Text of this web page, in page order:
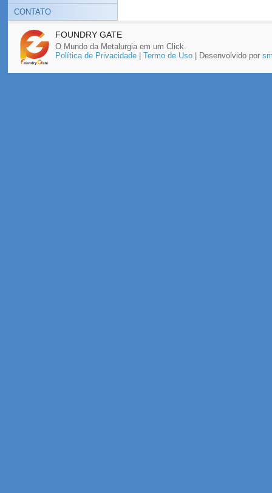
CONTATO
FOUNDRY GATE
O Mundo da Metalurgia em um Click.
Política de Privacidade| Termo de Uso| Desenvolvido por